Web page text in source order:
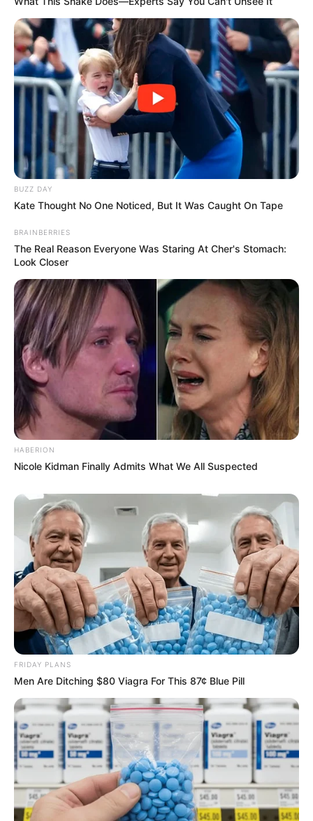
O uso do pisca-alerta é apenas para indicar que o trânsito à
frente está parado ou para indicar que o veículo está parado
A conscientização, principalmente do uso correto do pisca-
alerta e a prudência são essenciais para enfrentar essa
condição climática adversa e garantir uma viagem segura
para todos.
Participe do nosso grupo do
WhatsApp!
Fique informado em tempo real sobre as principais
notícias de Paraguaçu Paulista e região
Clique aqui para entrar no grupo
BUZZ DAY
Kate Thought No One Noticed, But It Was Caught On Tape
BRAINBERRIES
The Real Reason Everyone Was Staring At Cher's Stomach:
Look Closer
HABERION
Nicole Kidman Finally Admits What We All Suspected
FRIDAY PLANS
Men Are Ditching $80 Viagra For This 87¢ Blue Pill